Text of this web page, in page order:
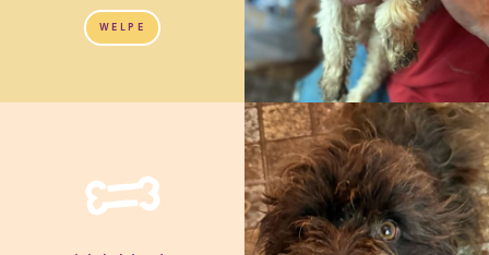
WELPE